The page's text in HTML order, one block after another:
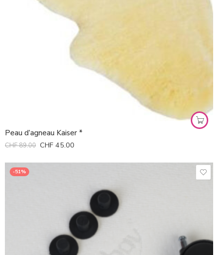
Peau d’agneau Kaiser *
CHF89.00 CHF 45.00
-51%